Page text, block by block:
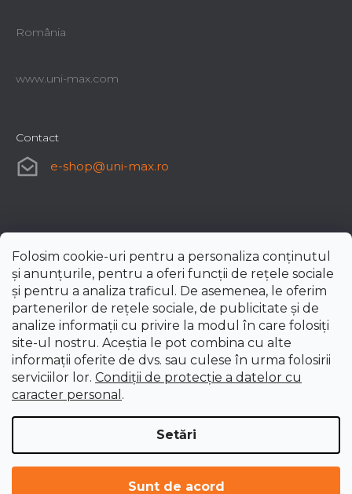
Folosim cookie-uri pentru a personaliza conținutul
și anunțurile, pentru a oferi funcții de rețele sociale
și pentru a analiza traficul. De asemenea, le oferim
partenerilor de rețele sociale, de publicitate și de
analize informații cu privire la modul în care folosiți
site-ul nostru. Aceștia le pot combina cu alte
informații oferite de dvs. sau culese în urma folosirii
serviciilor lor. Condiții de protecție a datelor cu
caracter personal .
Setări
Sunt de acord
România
www.uni-max.com
Contact
e-shop@uni-max.ro
rezervate.Editați setările cookie-urilor